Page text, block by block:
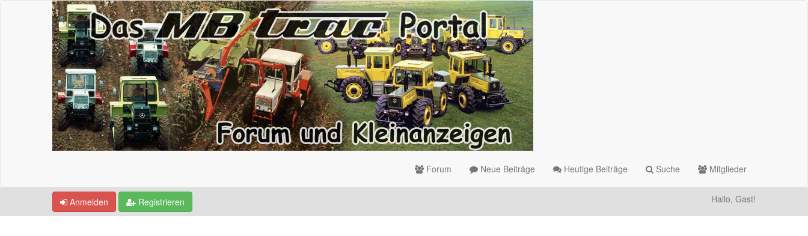
Forum Neue Beiträge Heutige Beiträge Suche Mitglieder
Anmelden Registrieren Hallo, Gast!